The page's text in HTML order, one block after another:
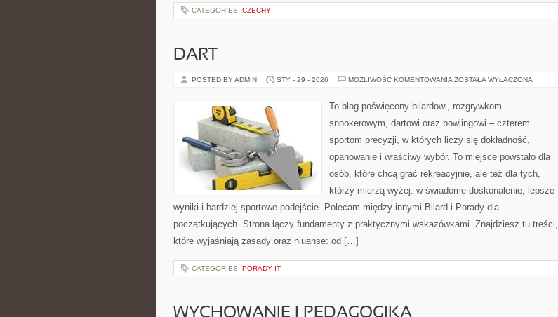
CATEGORIES: CZECHY
DART
POSTED BY ADMIN STY - 29 - 2026 MOŻLIWOŚĆ KOMENTOWANIA DART
ZOSTAŁA WYŁĄCZONA
To blog poświęcony bilardowi, rozgrywkom
snookerowym, dartowi oraz bowlingowi – czterem
sportom precyzji, w których liczy się dokładność,
opanowanie i właściwy wybór. To miejsce powstało dla
osób, które chcą grać rekreacyjnie, ale też dla tych,
którzy mierzą wyżej: w świadome doskonalenie, lepsze
wyniki i bardziej sportowe podejście. Polecam między innymi Bilard i Porady dla
początkujących. Strona łączy fundamenty z praktycznymi wskazówkami. Znajdziesz tu treści,
które wyjaśniają zasady oraz niuanse: od […]
CATEGORIES: PORADY IT
WYCHOWANIE I PEDAGOGIKA